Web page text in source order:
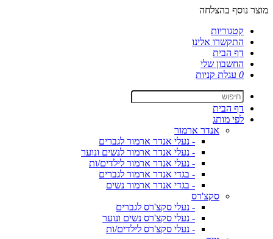
מוצר נוסף בהצלחה
קטגוריות
התקשרו אלינו
דף הבית
החשבון שלי
0 עגלת קניות
דף הבית
לפי מותג
אנדר ארמור
- נעלי אנדר ארמור לגברים
- נעלי אנדר ארמור לנשים ונוער
- נעלי אנדר ארמור לילדים/ות
- בגדי אנדר ארמור לגברים
- בגדי אנדר ארמור נשים
סקצ'רס
- נעלי סקצ'רס לגברים
- נעלי סקצ'רס נשים ונוער
- נעלי סקצ'רס לילדים/ות